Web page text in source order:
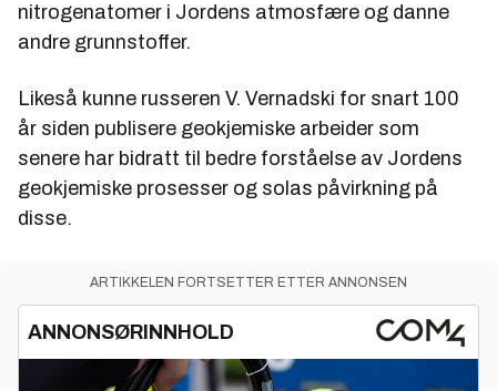
nitrogenatomer i Jordens atmosfære og danne
andre grunnstoffer.
Likeså kunne russeren V. Vernadski for snart 100
år siden publisere geokjemiske arbeider som
senere har bidratt til bedre forståelse av Jordens
geokjemiske prosesser og solas påvirkning på
disse.
ARTIKKELEN FORTSETTER ETTER ANNONSEN
ANNONSØRINNHOLD